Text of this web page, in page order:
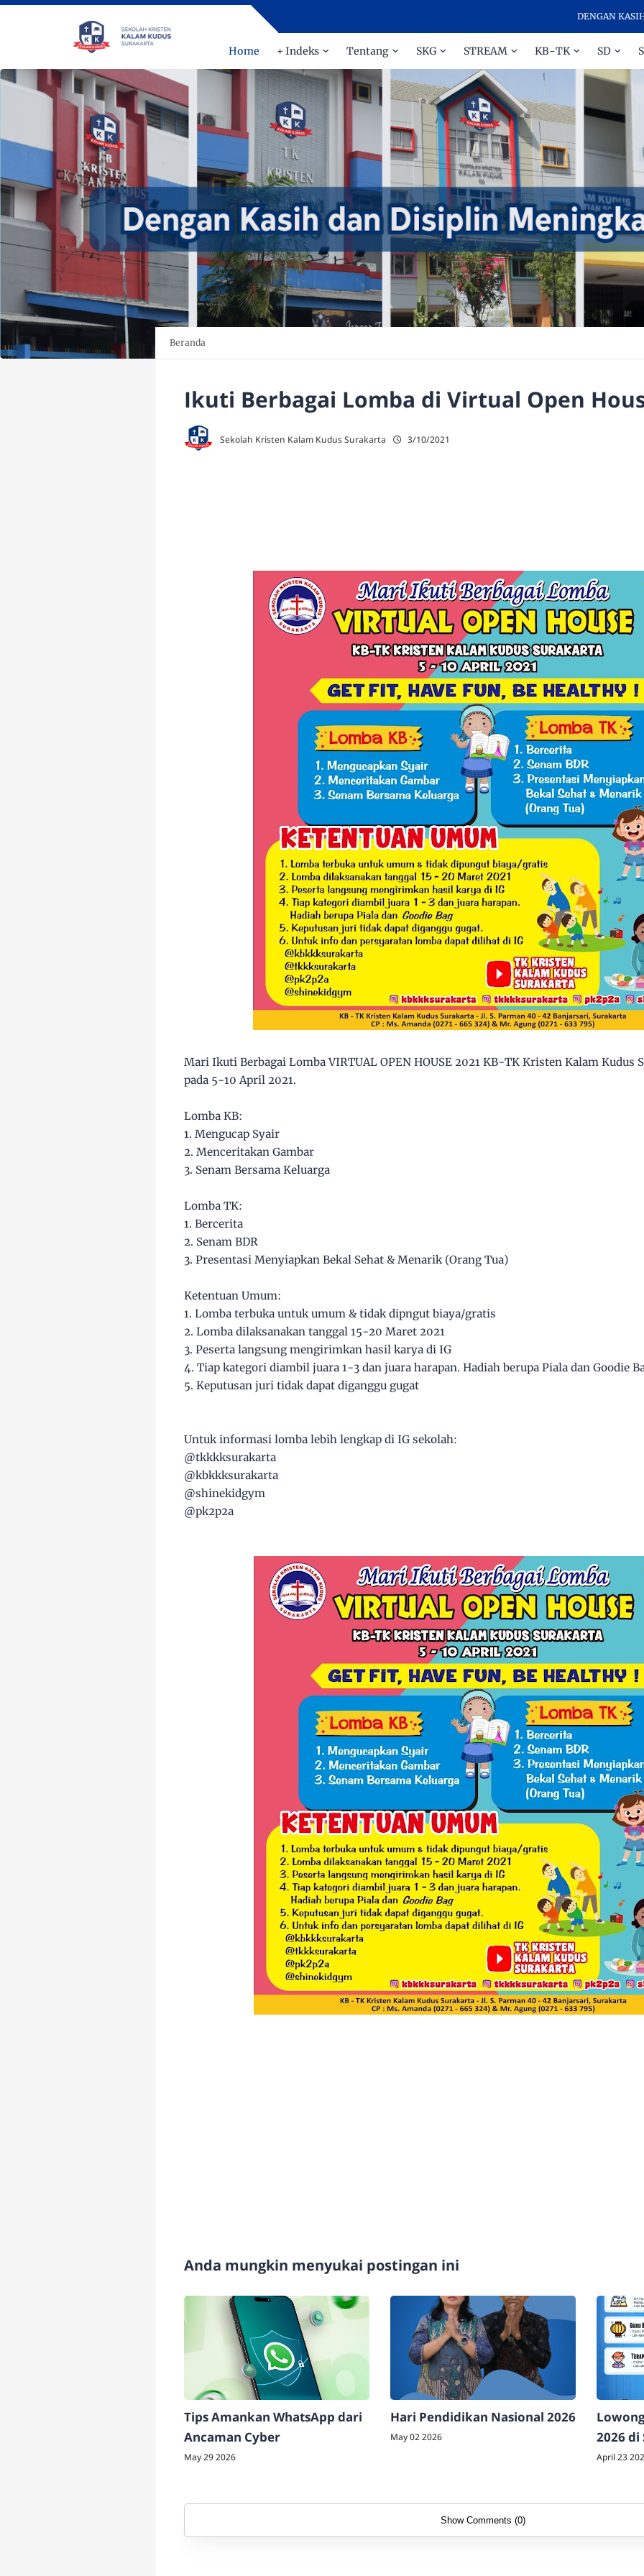
DENGAN KASIH DAN
Home + Indeks Tentang SKG STREAM KB-TK SD
Beranda
Ikuti Berbagai Lomba di Virtual Open
Sekolah Kristen Kalam Kudus Surakarta 3/10/2021
Mari Ikuti Berbagai Lomba VIRTUAL OPEN HOUSE 2021 KB-TK Kristen Kalam Kudus
pada 5-10 April 2021.
Lomba KB:
1. Mengucap Syair
2. Menceritakan Gambar
3. Senam Bersama Keluarga
Lomba TK:
1. Bercerita
2. Senam BDR
3. Presentasi Menyiapkan Bekal Sehat & Menarik (Orang Tua)
Ketentuan Umum:
1. Lomba terbuka untuk umum & tidak dipngut biaya/gratis
2. Lomba dilaksanakan tanggal 15-20 Maret 2021
3. Peserta langsung mengirimkan hasil karya di IG
4. Tiap kategori diambil juara 1-3 dan juara harapan. Hadiah berupa Piala dan Goodie
5. Keputusan juri tidak dapat diganggu gugat
Untuk informasi lomba lebih lengkap di IG sekolah:
@tkkkksurakarta
@kbkkksurakarta
@shinekidgym
@pk2p2a
Anda mungkin menyukai postingan ini
Tips Amankan WhatsApp dari
Ancaman Cyber
May 29 2026
Hari Pendidikan Nasional 2026
May 02 2026
2026 di
April 23
Show Comments (0)